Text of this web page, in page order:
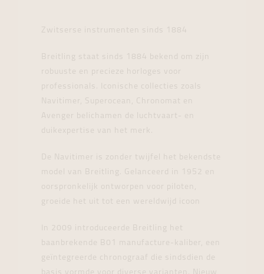
Zwitserse instrumenten sinds 1884
Breitling staat sinds 1884 bekend om zijn
robuuste en precieze horloges voor
professionals. Iconische collecties zoals
Navitimer, Superocean, Chronomat en
Avenger belichamen de luchtvaart- en
duikexpertise van het merk.
De Navitimer is zonder twijfel het bekendste
model van Breitling. Gelanceerd in 1952 en
oorspronkelijk ontworpen voor piloten,
groeide het uit tot een wereldwijd icoon
In 2009 introduceerde Breitling het
baanbrekende B01 manufacture-kaliber, een
geïntegreerde chronograaf die sindsdien de